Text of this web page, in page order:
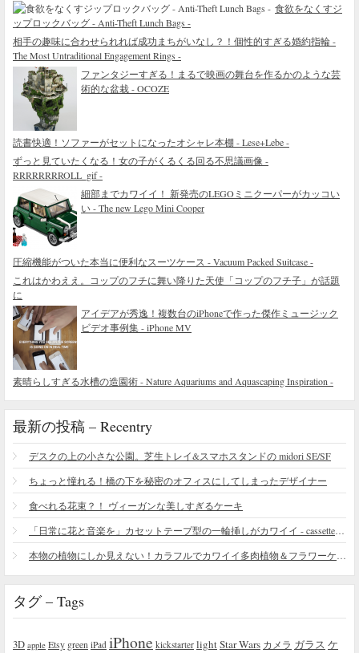
食欲をなくすジ
ップロックバッグ - Anti-Theft Lunch Bags -
相手の趣味に合わせられれば成功まちがいなし？！個性的すぎる婚約指輪 -
The Most Untraditional Engagement Rings -
ファンタジーすぎる！まるで映画の舞台を作るかのような芸
術的な盆栽 - OCOZE
読書快適！ソファーがセットになったオシャレ本棚 - Lese+Lebe -
ずっと見ていたくなる！女の子がくるくる回る不思議画像 -
RRRRRRRROLL_gif -
細部までカワイイ！ 新発売のLEGOミニクーパーがカッコい
い - The new Lego Mini Cooper
圧縮機能がついた本当に便利なスーツケース - Vacuum Packed Suitcase -
これはかわええ。コップのフチに舞い降りた天使「コップのフチ子」が話題
に
アイデアが秀逸！複数台のiPhoneで作った傑作ミュージック
ビデオ事例集 - iPhone MV
素晴らしすぎる水槽の造園術 - Nature Aquariums and Aquascaping Inspiration -
最新の投稿 – Recentry
デスクの上の小さな公園。芝生トレイ&スマホスタンドの midori SE/SF
ちょっと憧れる！橋の下を秘密のオフィスにしてしまったデザイナー
食べれる花束？！ ヴィーガンな美しすぎるケーキ
タグ – Tags
3D apple Etsy green iPad iPhone kickstarter lightStar Wars カメラ ガラス ケ